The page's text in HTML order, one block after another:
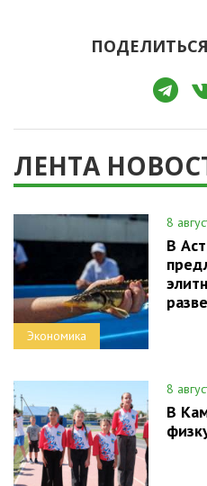
ЛЕНТА
Экономика
8
В
8
В